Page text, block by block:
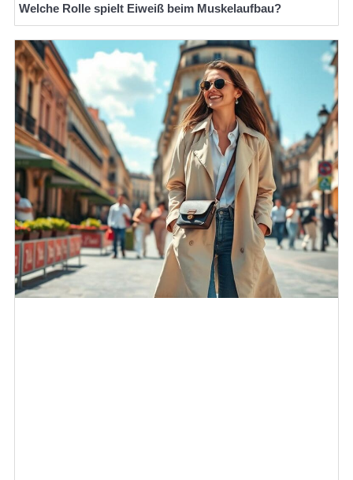
Welche Rolle spielt Eiweiß beim Muskelaufbau?